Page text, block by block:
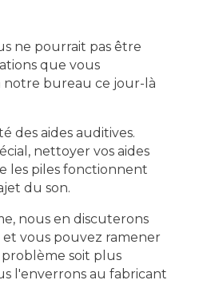
ne pourrait pas être
que vous
notre bureau ce jour-là
des aides auditives.
nettoyer vos aides
les piles fonctionnent
du son.
nous en discuterons
et vous pouvez ramener
soit plus
l'enverrons au fabricant